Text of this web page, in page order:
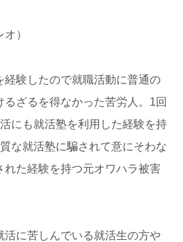
）
経験したので就職活動に普通の
ざるを得なかった苦労人。1回
にも就活塾を利用した経験を持
な就活塾に騙されて意にそわな
れた経験を持つ元オワハラ被害
活に苦しんでいる就活生の方や